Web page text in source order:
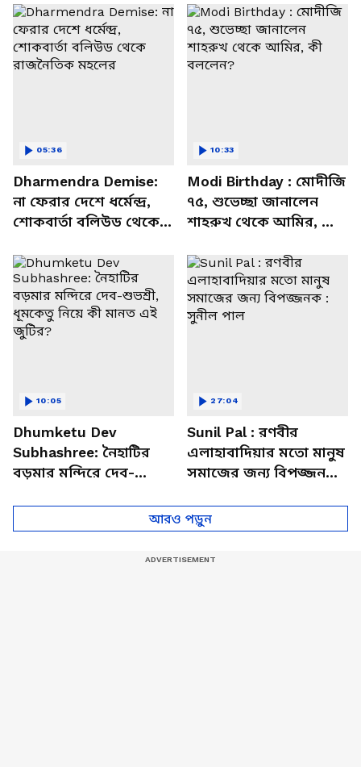
Dharmendra Demise:
না ফেরার দেশে ধর্মেন্দ্র,
শোকবার্তা বলিউড থেকে
05:36
Modi Birthday : মোদীজি
৭৫, শুভেচ্ছা জানালেন
শাহরুখ থেকে আমির, কী
10:33
Dhumketu Dev
Subhashree: নৈহাটির
বড়মার মন্দিরে দেব-
10:05
Sunil Pal : রণবীর
এলাহাবাদিয়ার মতো মানুষ
সমাজের জন্য বিপজ্জনক :
27:04
আরও পড়ুন